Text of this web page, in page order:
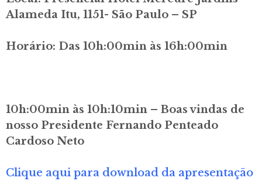
Alameda Itu, 1151- São Paulo – SP
Horário: Das 10h:00min às 16h:00min
10h:00min às 10h:10min – Boas vindas de
nosso Presidente Fernando Penteado
Cardoso Neto
Clique aqui para download da apresentação